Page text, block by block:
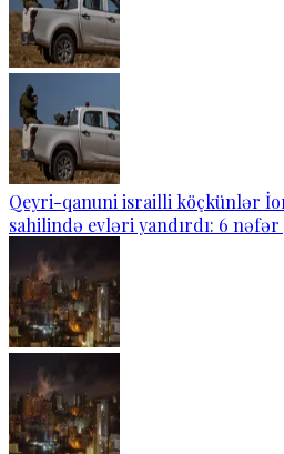
Qeyri-qanuni israilli köçkünlər
sahilində evləri yandırdı: 6 nəfər